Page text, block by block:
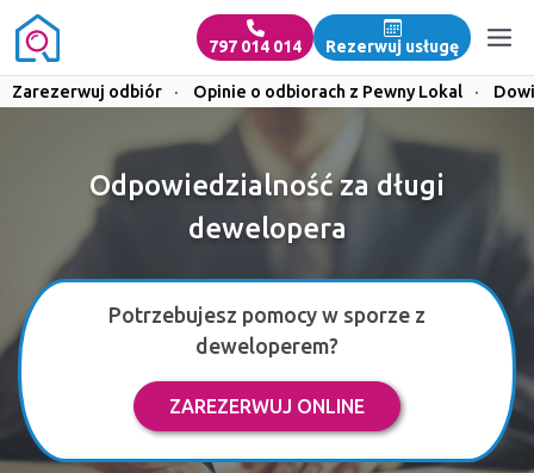
797 014 014 Rezerwuj usługę
Zarezerwuj odbiór · Opinie o odbiorach z Pewny Lokal ·
Odpowiedzialność za długi
dewelopera
Potrzebujesz pomocy w sporze z
deweloperem?
ZAREZERWUJ ONLINE